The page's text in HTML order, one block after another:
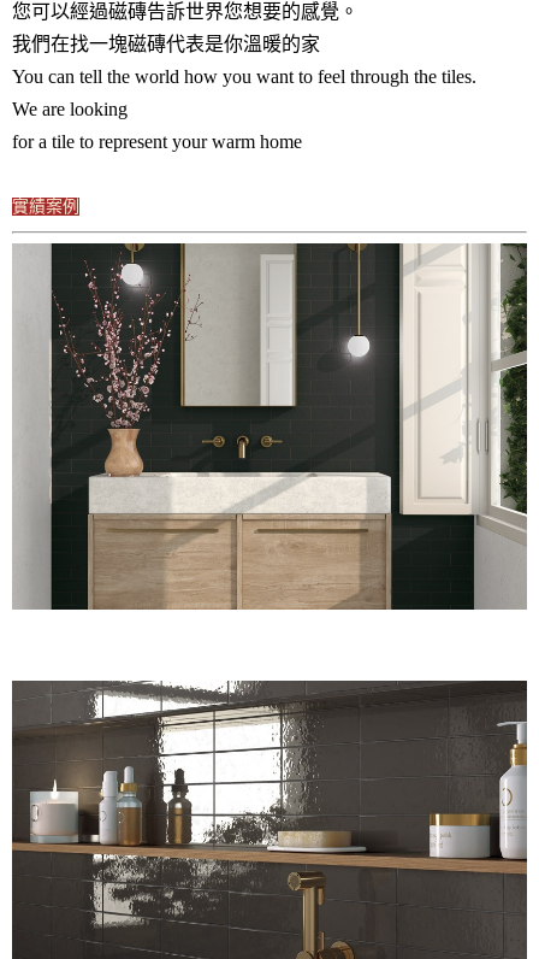
您可以經過磁磚告訴世界您想要的感覺。
我們在找一塊磁磚代表是你溫暖的家
You can tell the world how you want to feel through the tiles.
We are looking
for a tile to represent your warm home
實績案例